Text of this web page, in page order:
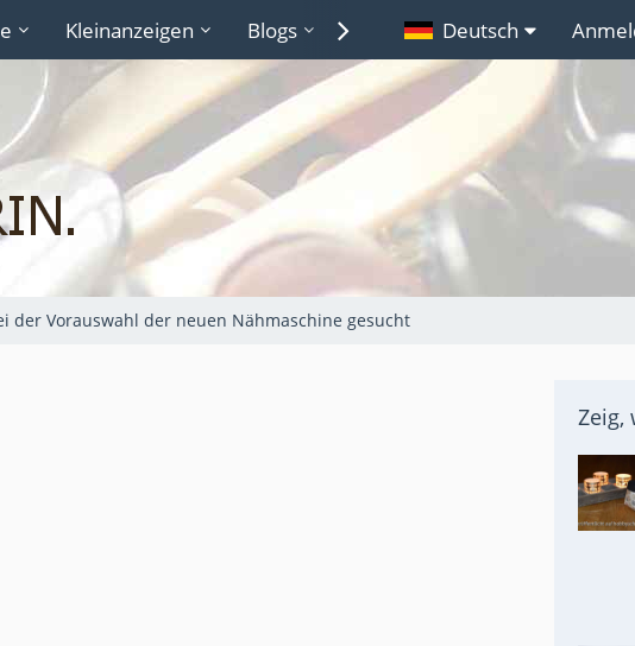
Kleinanzeigen Blogs Lexikon Links
Deutsch
der Vorauswahl der neuen Nähmaschine gesucht
Zeig,